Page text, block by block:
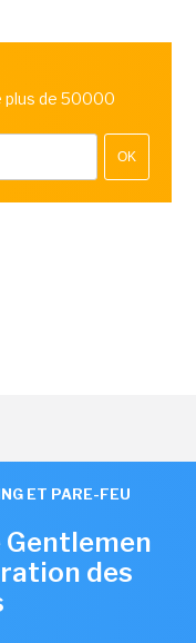
plus de 50000
OK
ET PARE-FEU
Gentlemen
des